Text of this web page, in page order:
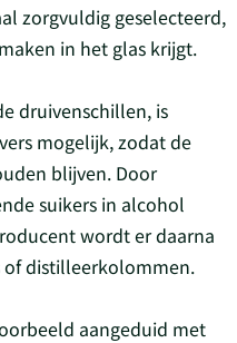
zorgvuldig geselecteerd,
in het glas krijgt.
druivenschillen, is
mogelijk, zodat de
blijven. Door
suikers in alcohol
wordt er daarna
distilleerkolommen.
aangeduid met